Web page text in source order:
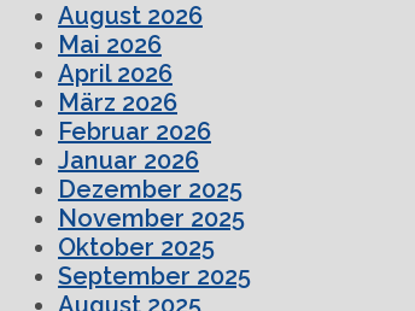
August 2026
Mai 2026
April 2026
März 2026
Februar 2026
Januar 2026
Dezember 2025
November 2025
Oktober 2025
September 2025